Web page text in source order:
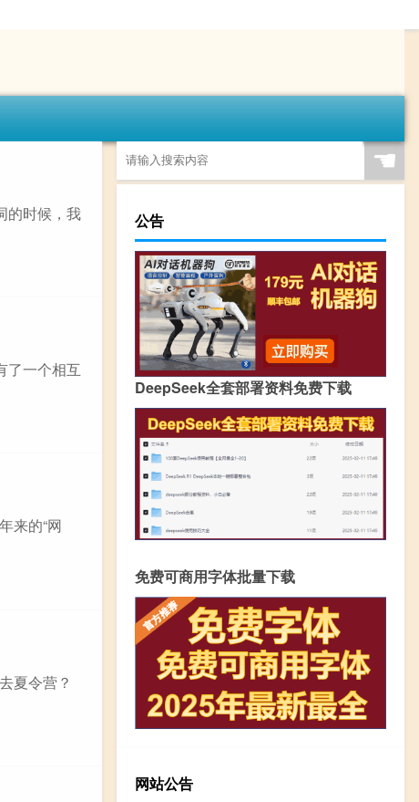
的时候，我
了一个相互
来的“网
夏令营？
☚
公告
DeepSeek全套部署资料免费下载
免费可商用字体批量下载
网站公告